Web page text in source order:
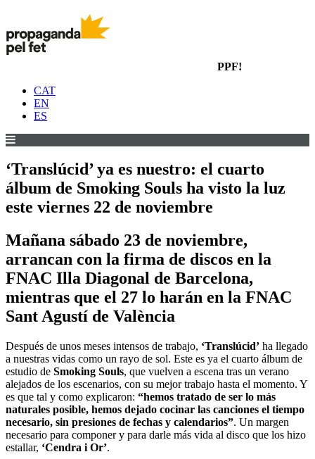
PPF!
CAT
EN
ES
‘Translúcid’ ya es nuestro: el cuarto
álbum de Smoking Souls ha visto la luz
este viernes 22 de noviembre
Mañana sábado 23 de noviembre,
arrancan con la firma de discos en la
FNAC Illa Diagonal de Barcelona,
mientras que el 27 lo harán en la FNAC
Sant Agustí de València
Después de unos meses intensos de trabajo, ‘Translúcid’ ha llegado
a nuestras vidas como un rayo de sol. Este es ya el cuarto álbum de
estudio de Smoking Souls, que vuelven a escena tras un verano
alejados de los escenarios, con su mejor trabajo hasta el momento. Y
es que tal y como explicaron: “hemos tratado de ser lo más
naturales posible, hemos dejado cocinar las canciones el tiempo
necesario, sin presiones de fechas y calendarios”. Un margen
necesario para componer y para darle más vida al disco que los hizo
estallar, ‘Cendra i Or’.